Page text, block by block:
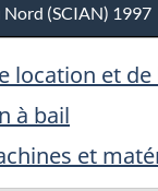
Nord (SCIAN) 1997
location et
à bail
et